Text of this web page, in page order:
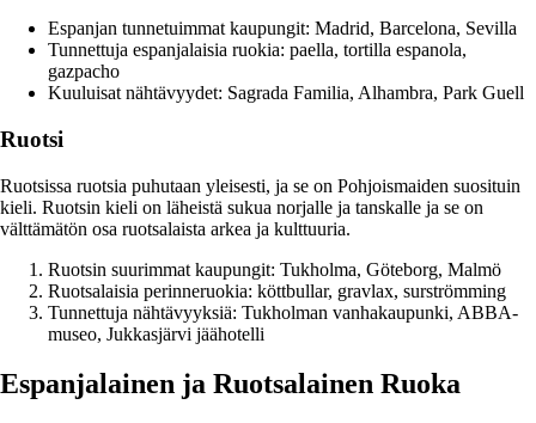
Espanjan tunnetuimmat kaupungit: Madrid, Barcelona, Sevilla
Tunnettuja espanjalaisia ruokia: paella, tortilla espanola,
gazpacho
Kuuluisat nähtävyydet: Sagrada Familia, Alhambra, Park Guell
Ruotsi
Ruotsissa ruotsia puhutaan yleisesti, ja se on Pohjoismaiden suosituin
kieli. Ruotsin kieli on läheistä sukua norjalle ja tanskalle ja se on
välttämätön osa ruotsalaista arkea ja kulttuuria.
Ruotsin suurimmat kaupungit: Tukholma, Göteborg, Malmö
Ruotsalaisia perinneruokia: köttbullar, gravlax, surströmming
Tunnettuja nähtävyyksiä: Tukholman vanhakaupunki, ABBA-
museo, Jukkasjärvi jäähotelli
Espanjalainen ja Ruotsalainen Ruoka